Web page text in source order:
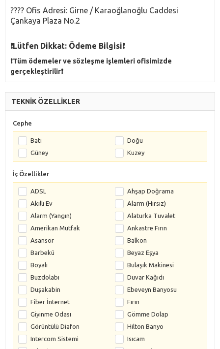
???? Ofis Adresi: Girne / Karaoğlanoğlu Caddesi
Çankaya Plaza No.2
❗️Lütfen Dikkat: Ödeme Bilgisi❗️
❗️Tüm ödemeler ve sözleşme işlemleri ofisimizde
gerçekleştirilir❗️
TEKNİK ÖZELLİKLER
Cephe
Batı
Doğu
Güney
Kuzey
İç Özellikler
ADSL
Ahşap Doğrama
Akıllı Ev
Alarm (Hırsız)
Alarm (Yangın)
Alaturka Tuvalet
Amerikan Mutfak
Ankastre Fırın
Asansör
Balkon
Barbekü
Beyaz Eşya
Boyalı
Bulaşık Makinesi
Buzdolabı
Duvar Kağıdı
Duşakabin
Ebeveyn Banyosu
Fiber İnternet
Fırın
Giyinme Odası
Gömme Dolap
Görüntülü Diafon
Hilton Banyo
Intercom Sistemi
Isıcam